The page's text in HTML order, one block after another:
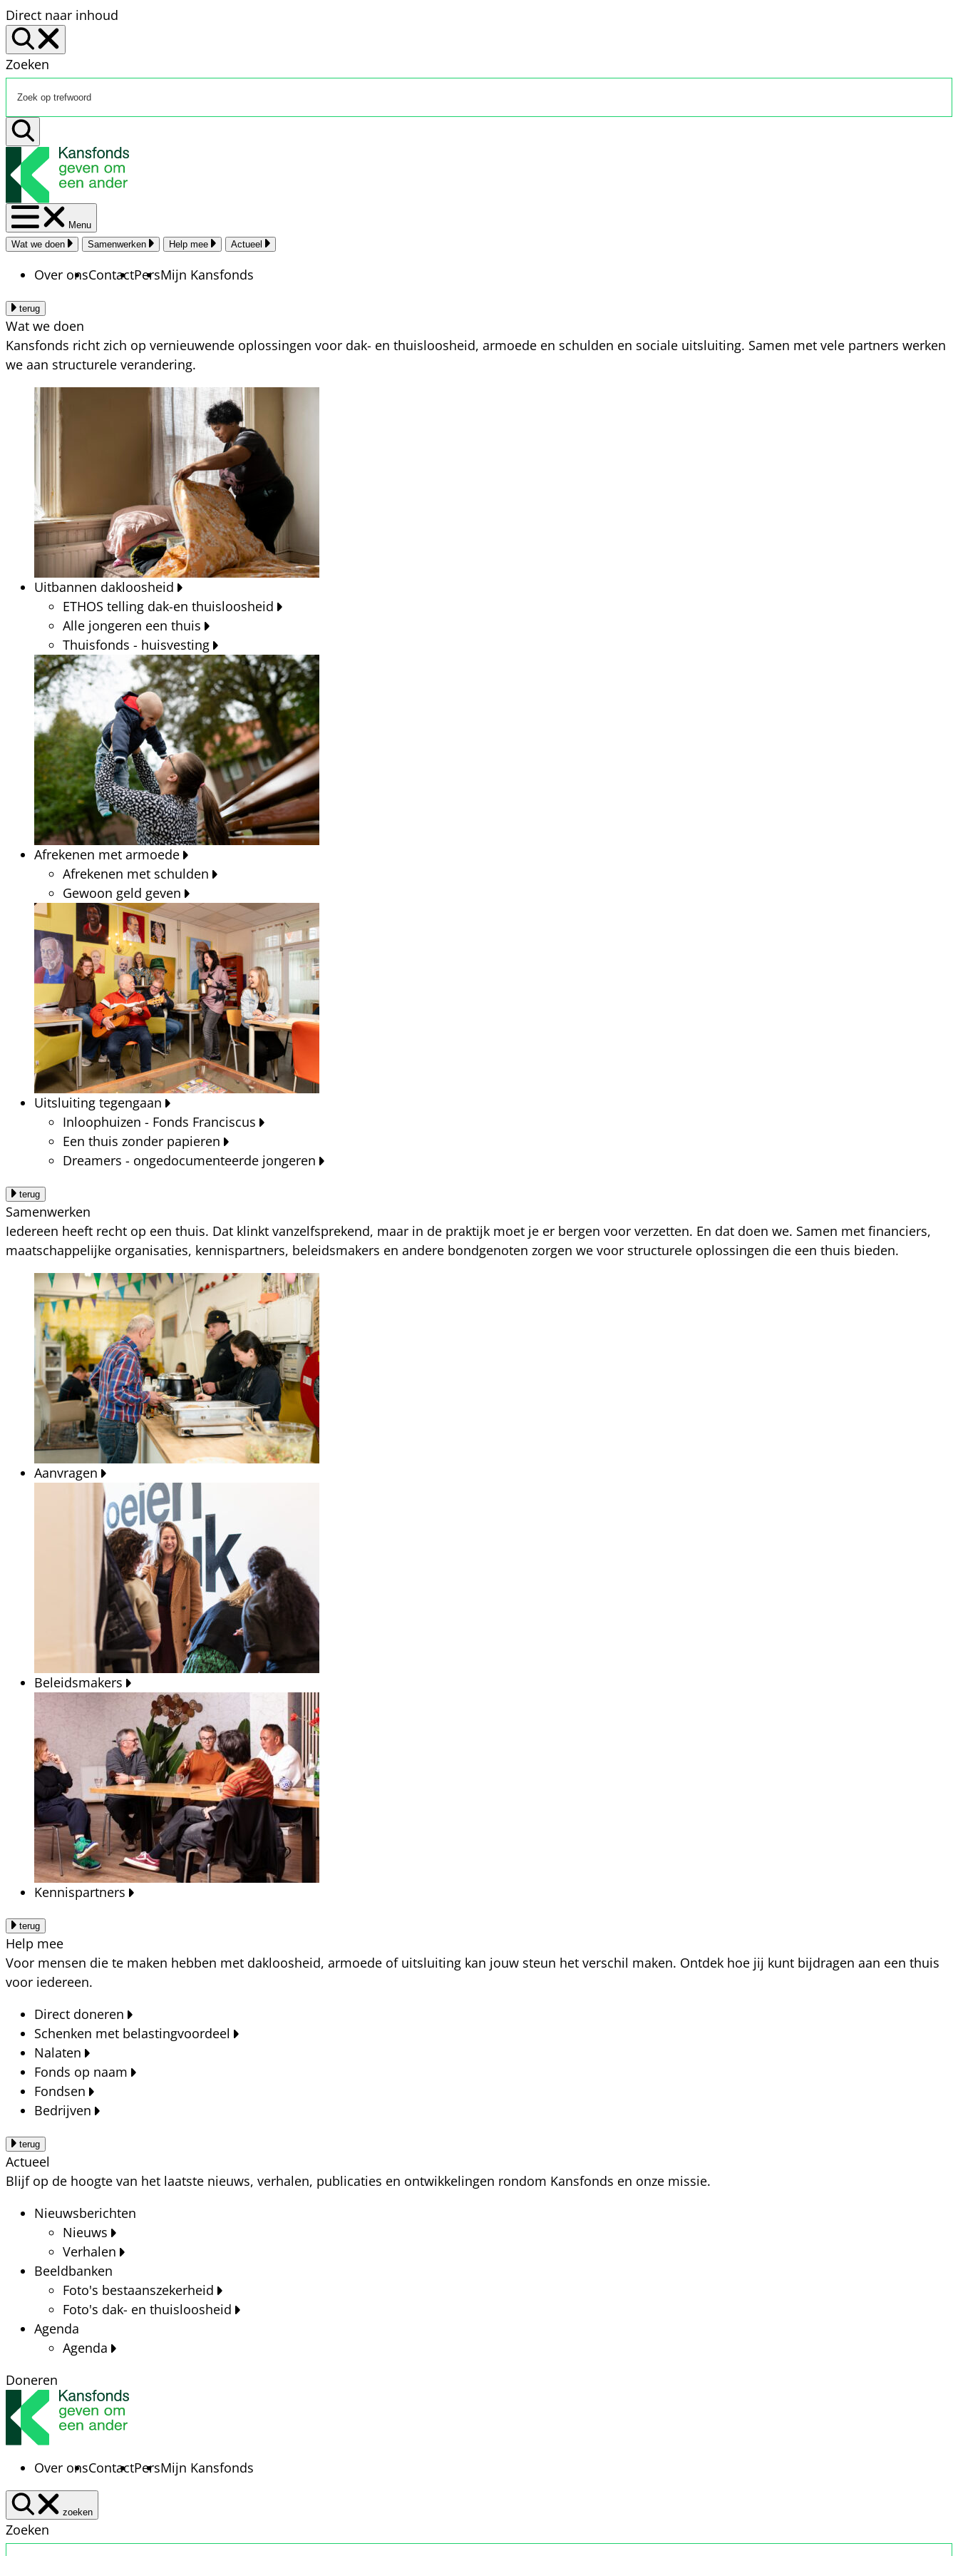
Direct naar inhoud
Zoeken
Menu
Wat we doen
Samenwerken Help mee Actueel
Over onsContactPersMijn Kansfonds
terug
Wat we doen
Kansfonds richt zich op vernieuwende oplossingen voor dak- en thuisloosheid, armoede en schulden en sociale uitsluiting. Samen met vele partners werken
we aan structurele verandering.
Uitbannen dakloosheid
ETHOS telling dak-en thuisloosheid
Alle jongeren een thuis
Thuisfonds - huisvesting
Afrekenen met armoede
Afrekenen met schulden
Gewoon geld geven
Uitsluiting tegengaan
Inloophuizen - Fonds Franciscus
Een thuis zonder papieren
Dreamers - ongedocumenteerde jongeren
terug
Samenwerken
Iedereen heeft recht op een thuis. Dat klinkt vanzelfsprekend, maar in de praktijk moet je er bergen voor verzetten. En dat doen we. Samen met financiers,
maatschappelijke organisaties, kennispartners, beleidsmakers en andere bondgenoten zorgen we voor structurele oplossingen die een thuis bieden.
Aanvragen
Beleidsmakers
Kennispartners
terug
Help mee
Voor mensen die te maken hebben met dakloosheid, armoede of uitsluiting kan jouw steun het verschil maken. Ontdek hoe jij kunt bijdragen aan een thuis
voor iedereen.
Direct doneren
Schenken met belastingvoordeel
Nalaten
Fonds op naam
Fondsen
Bedrijven
terug
Actueel
Blijf op de hoogte van het laatste nieuws, verhalen, publicaties en ontwikkelingen rondom Kansfonds en onze missie.
Nieuwsberichten
Nieuws
Verhalen
Beeldbanken
Foto's bestaanszekerheid
Foto's dak- en thuisloosheid
Agenda
Agenda
Doneren
Over onsContactPersMijn Kansfonds
zoeken
Zoeken